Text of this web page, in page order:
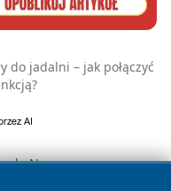
do jadalni – jak połączyć
News